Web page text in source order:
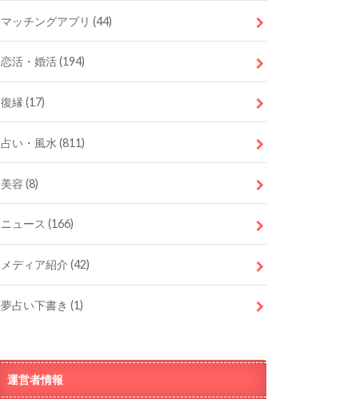
マッチングアプリ(44)
恋活・婚活(194)
復縁(17)
占い・風水(811)
美容(8)
ニュース(166)
メディア紹介(42)
夢占い下書き(1)
運営者情報